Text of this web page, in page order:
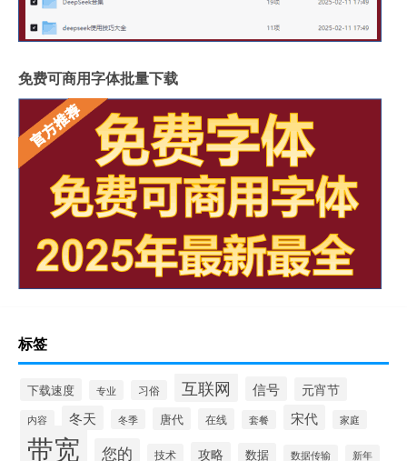
免费可商用字体批量下载
标签
下载速度 专业 习俗 互联网 信号 元宵节
内容 冬天 冬季 唐代 在线 套餐 宋代 家庭
带宽 您的 技术 攻略 数据 数据传输 新年